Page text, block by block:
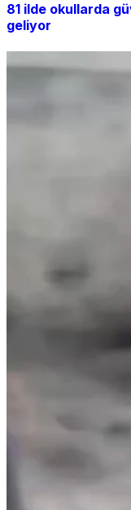
81 ilde okullarda
geliyor